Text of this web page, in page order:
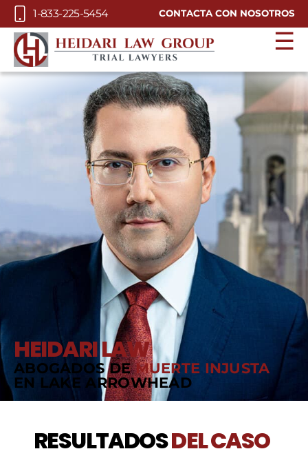
Skip to Main Content
1-833-225-5454 CONTACTA CON NOSOTROS
☰
HEIDARI LAW
ABOGADOS DEMUERTE INJUSTA
EN LAKE ARROWHEAD
RESULTADOSDEL CASO